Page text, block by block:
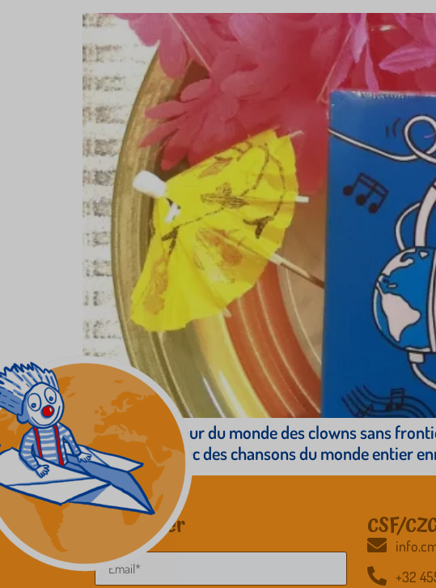
Un voyage autour du monde des clowns sans
compilation avec des chansons du monde entier
Newsletter CSF/
+32